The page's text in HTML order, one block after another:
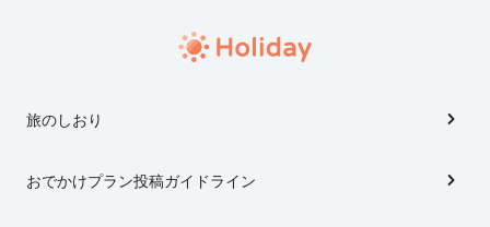
旅のしおり
おでかけプラン投稿ガイドライン